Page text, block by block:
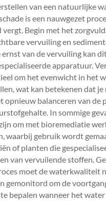
van een natuurlijke
is een nauwgezet
vergt.​ Begin met het
vervuiling en
ernst van de vervuiling kan
apparatuur.​
om het evenwicht in het
wat kan betekenen dat
opnieuw balanceren van de
In sommige
om met bioremediatie
waarbij gebruik wordt
of planten die
van vervuilende stoffen.​
moet de waterkwaliteit
gemonitord om de
bepalen wanneer het